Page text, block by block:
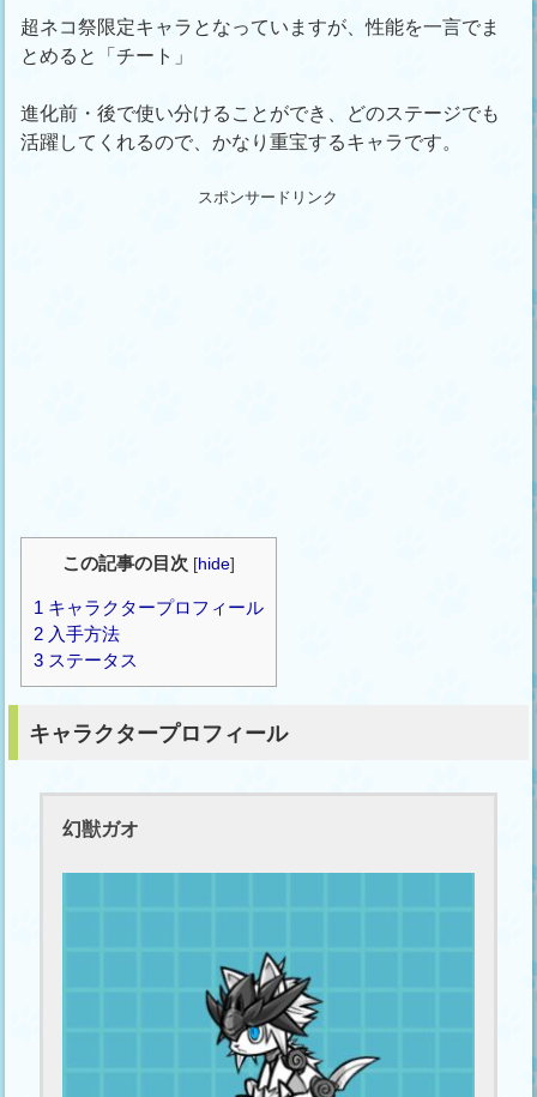
超ネコ祭限定キャラとなっていますが、性能を一言でま
とめると「チート」
進化前・後で使い分けることができ、どのステージでも
活躍してくれるので、かなり重宝するキャラです。
スポンサードリンク
この記事の目次 [hide]
1 キャラクタープロフィール
2 入手方法
3 ステータス
キャラクタープロフィール
幻獣ガオ